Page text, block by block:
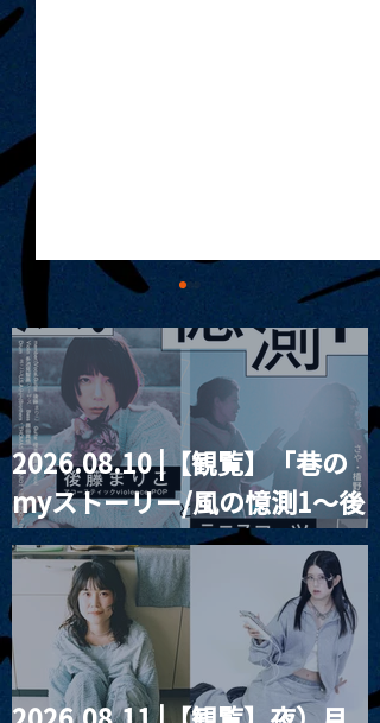
MoonRomantic
Channel1周年記念Live
2026.08.10 |【観覧】「巷の
myストーリー/風の憶測1～後
藤まりこアコースティック
violence POPとテニスコー
ツ」